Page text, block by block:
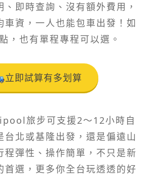
即時查詢、沒有額外費用，
車資，一人也能包車出發！如
，也有單程專程可以選。
立即試算有多划算
旅步可支援2～12小時自
台北或基隆出發，還是偏遠山
程彈性、操作簡單，不只是新
首選，更多你全台玩透透的好